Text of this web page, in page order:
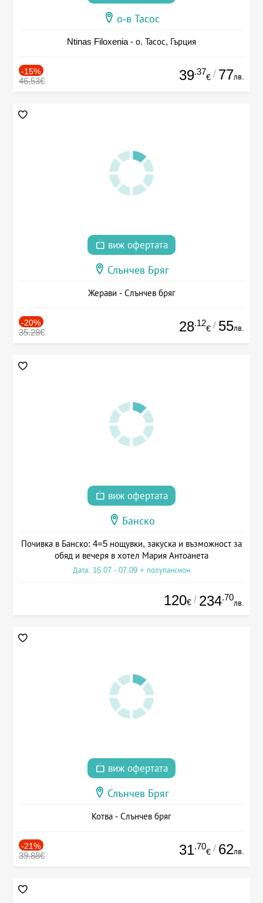
о-в Тасос
Ntinas Filoxenia - о. Тасос, Гърция
-15%
46.53€ 39.37
€ / 77лв.
виж офертата
Слънчев Бряг
Жерави - Слънчев бряг
-20%
35.28€ 28.12
€ / 55лв.
виж офертата
Банско
Почивка в Банско: 4=5 нощувки, закуска и възможност за
обяд и вечеря в хотел Мария Антоанета
Дата: 16.07 - 07.09 + полупансион
120€ / 234.70
лв.
виж офертата
Слънчев Бряг
Котва - Слънчев бряг
-21%
39.88€ 31.70
€ / 62лв.